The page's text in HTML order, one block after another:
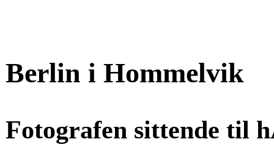
Berlin i Hommelvik
Fotografen sittende til